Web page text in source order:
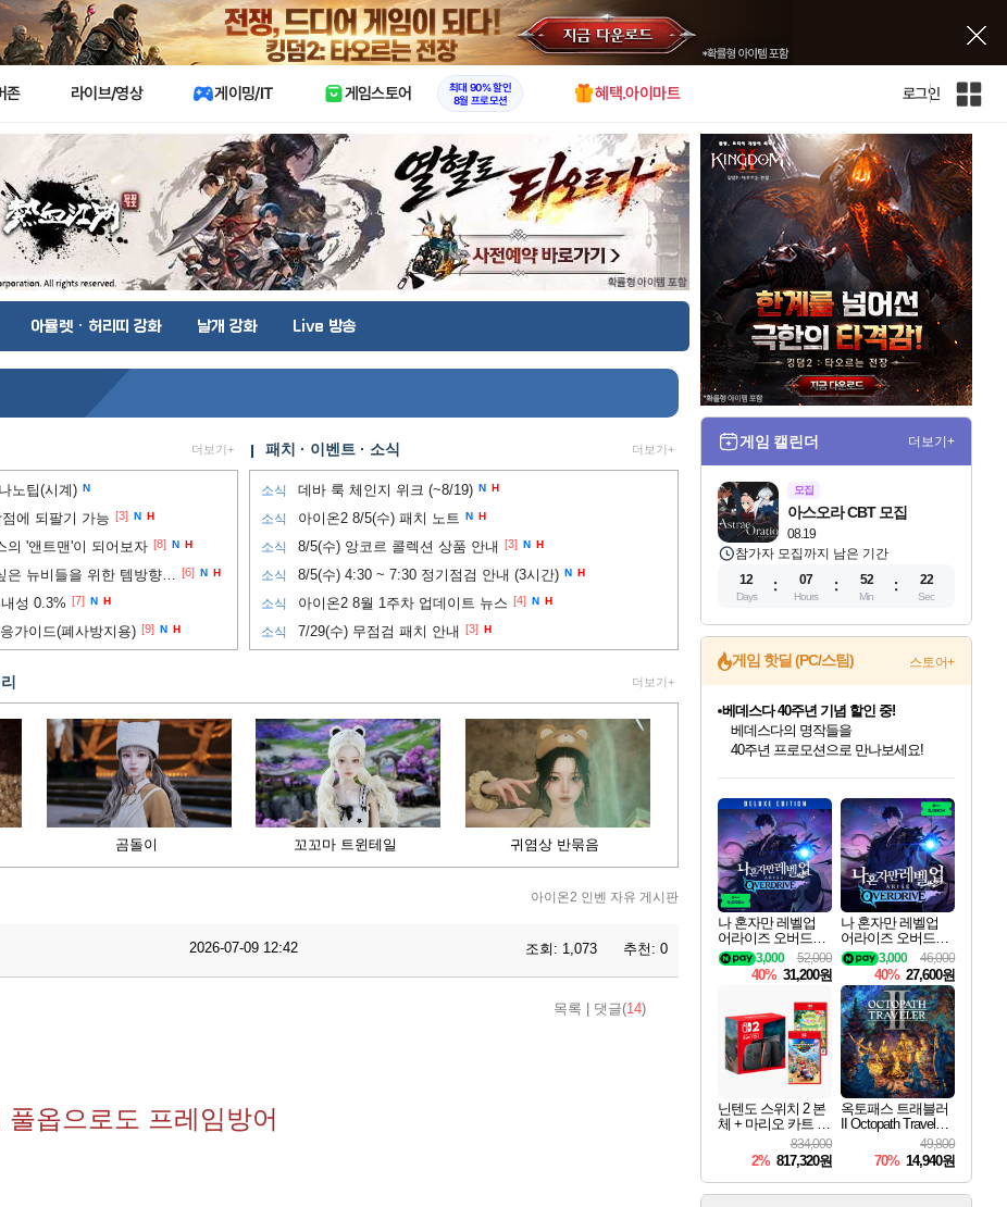
X
존 라이브/영상 게이밍/IT 게임스토어
최대 90% 할인
8월 프로모션
혜택.아이마트 로그인
인
전
체
사
이
트
맵
아뮬렛 · 허리띠 강화 날개 강화 Live 방송
더보기+
노팁(시계) N
에 되팔기 가능 [3] N H
의 '앤트맨'이 되어보자 [8] N H
PVP까지 노려보고 싶은 뉴비들을 위한 템방향성 추천 [6] N H
성 0.3% [7] N H
가이드(폐사방지용) [9] N H
패치 · 이벤트 · 소식 더보기+
소식 데바 룩 체인지 위크 (~8/19) N H
소식 아이온2 8/5(수) 패치 노트 N H
소식 8/5(수) 앙코르 콜렉션 상품 안내 [3] N H
소식 8/5(수) 4:30 ~ 7:30 정기점검 안내 (3시간) N H
소식 아이온2 8월 1주차 업데이트 뉴스 [4] N H
소식 7/29(수) 무점검 패치 안내 [3] H
더보기+
곰돌이 꼬꼬마 트윈테일 귀염상 반묶음
아이온2 인벤 자유 게시판
2026-07-09 12:42 조회: 1,073 추천: 0
목록 댓글(14)
풀옵으로도 프레임방어
게임 캘린더 더보기+
모집
08.19
아스오라 CBT 모집
참가자 모집까지 남은 기간
12
Days
07
Hours
52
Min
21
Sec
게임 핫딜 (PC/스팀) 스토어+
최대 90% 할인가를 만나보세요!
네이버혜택과 함께 만나보세요!
50%할인&추가 적립까지!
이니&베니 혜택까지!
네이버 혜택가와 함께 예약하세요!
할인&네이버혜택으로 만나보세요!
네이버페이 혜택과 만나보세요!
베데스다 40주년 기념 할인 중!
베데스다의 명작들을
40주년 프로모션으로 만나보세요!
네이버 포인트 혜택까지!
할인가에 만나보세요!
일부 에디션 상시 할인!
혜택으로 예약 판매 중
편안하게 충전하세요
나 혼자만 레벨업
어라이즈 오버드라
이브 디럭스 에디션
Solo Leveling Arise
Overdrive Deluxe Edi
52,000
3,000
40% 31,200원
나 혼자만 레벨업
어라이즈 오버드라
이브 Solo Leveling A
rise
46,000
3,000
40% 27,600원
닌텐도 스위치 2 본
체 + 마리오 카트 월
드 + 포켓몬 포코피
아 번들
834,000
2% 817,320원
옥토패스 트래블러
II Octopath Traveler I
49,800
70% 14,940원